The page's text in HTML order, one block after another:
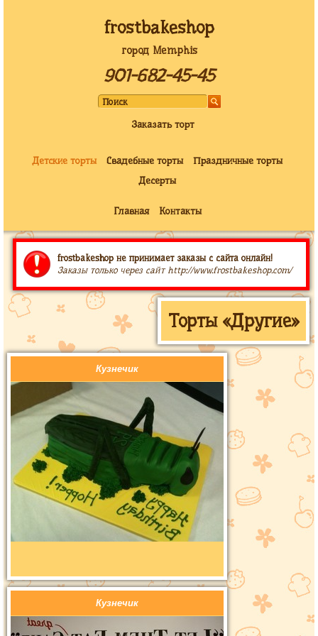
frostbakeshop
город Memphis
901-682-45-45
Заказать торт
Детские торты Свадебные торты
Праздничные торты
Десерты
Главная Контакты
frostbakeshop не принимает заказы с сайта онлайн!
Заказы только через сайт http://www.frostbakeshop.com/
Торты «Другие»
Кузнечик
Кузнечик